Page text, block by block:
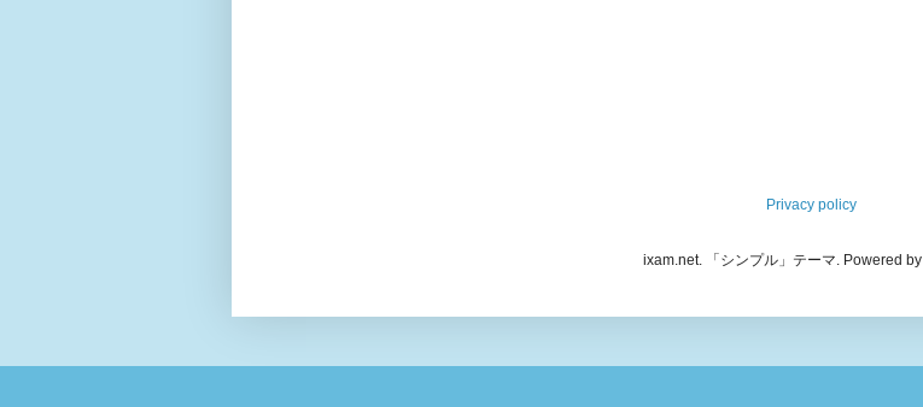
Privacy policy
ixam.net. 「シンプル」テーマ. Powered by